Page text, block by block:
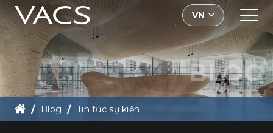
VN
BLOG
Blog Tin tức sự kiện